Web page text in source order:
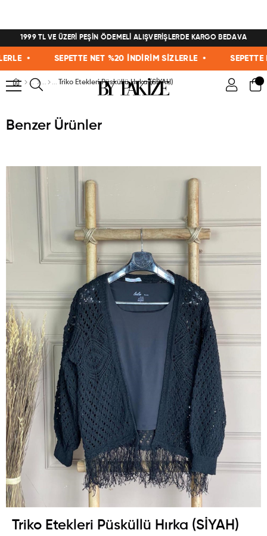
1999 TL VE ÜZERİ PEŞİN ÖDEMELİ ALIŞVERİŞLERDE KARGO BEDAVA
• SEPETTE NET %20 İNDİRİM SİZLERLE • SEPETTE
Triko Etekleri Püsküllü Hırka (SİYAH)
Benzer Ürünler
Triko Etekleri Püsküllü Hırka (SİYAH)